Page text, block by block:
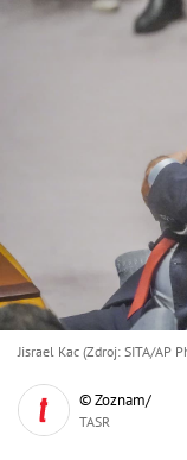
Jisrael Kac (Zdroj: SITA/AP
© Zoznam/
TASR